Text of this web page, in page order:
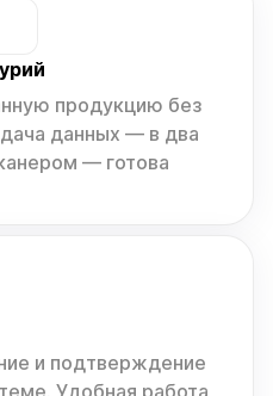
продукцию без
данных — в два
— готова
и подтверждение
Удобная работа